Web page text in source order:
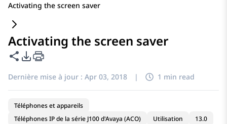
Activating the screen saver
Activating the screen saver
Partager cette page
Options d'exportation PDF
Dernière mise à jour : Apr 03, 2018 | 1 min read
Téléphones et appareils
Téléphones IP de la série J100 d'Avaya (ACO)
Utilisation 13.0